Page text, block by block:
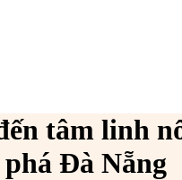
tâm linh
phá Đà Nẵng